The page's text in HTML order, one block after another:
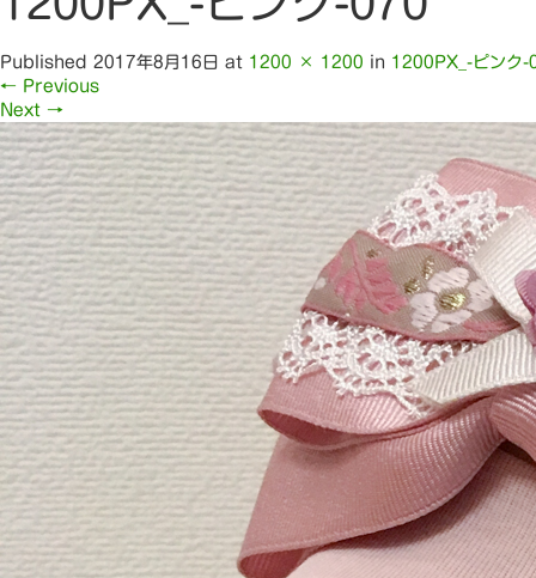
Published 2017年8月16日 at 1200 × 1200 in 1200PX_-ピンク-
← Previous
Next →